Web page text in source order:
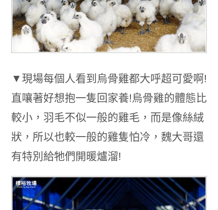
▼現場每個人看到烏骨雞都大呼超可愛啊!
直嚷著好想抱一隻回家養!烏骨雞的體態比
較小，羽毛不似一般的雞毛，而是像絲絨
狀，所以也較一般的雞隻怕冷，魏大哥還
有特別給牠們開暖爐溜!